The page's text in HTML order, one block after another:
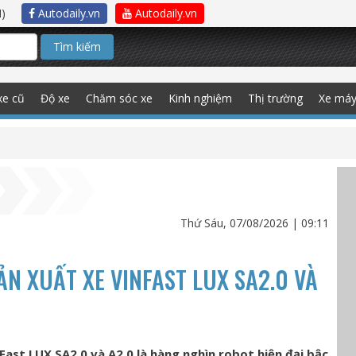
Autodaily.vn Autodaily.vn
Tìm kiếm
cũ Độ xe Chăm sóc xe Kinh nghiệm Thị trường Xe máy
Thứ Sáu, 07/08/2026 | 09:11
XUẤT XE VINFAST LUX SA2.0 VÀ